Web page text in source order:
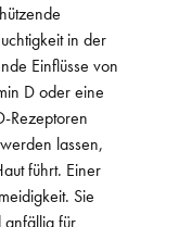
in der
Einflüsse von
D oder eine
Rezeptoren
lassen,
führt. Einer
Sie
anfällig für